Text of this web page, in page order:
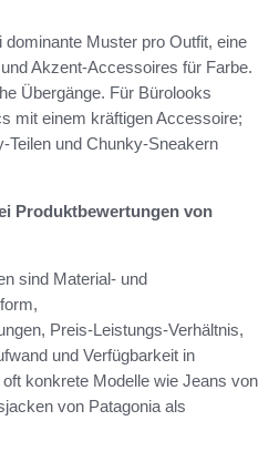
Muster pro Outfit, eine
Akzent-Accessoires für Farbe.
Übergänge. Für Bürolooks
mit einem kräftigen Accessoire;
Teilen und Chunky-Sneakern
Produktbewertungen von
sind Material- und
Preis-Leistungs-Verhältnis,
und Verfügbarkeit in
konkrete Modelle wie Jeans von
von Patagonia als